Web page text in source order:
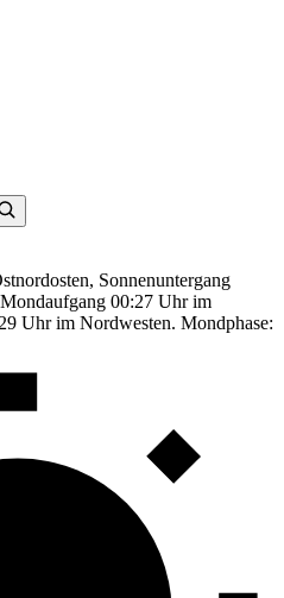
Sonnenuntergang
00:27 Uhr im
Uhr im Nordwesten. Mondphase: